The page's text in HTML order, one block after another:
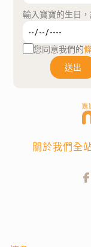
輸入寶寶的生日
您同意我們的
送出
關於我們全